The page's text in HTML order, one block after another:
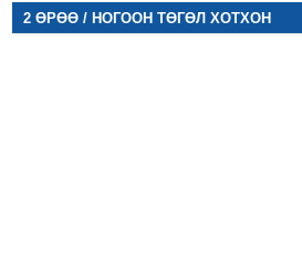
2 ӨРӨӨ / НОГООН ТӨГӨЛ ХОТХОН